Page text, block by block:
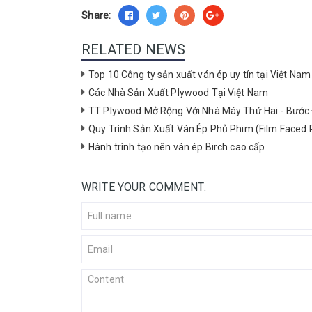
Share:
RELATED NEWS
Top 10 Công ty sản xuất ván ép uy tín tại Việt
Các Nhà Sản Xuất Plywood Tại Việt Nam
TT Plywood Mở Rộng Với Nhà Máy Thứ Hai -
Quy Trình Sản Xuất Ván Ép Phủ Phim (Film
Hành trình tạo nên ván ép Birch cao cấp
WRITE YOUR COMMENT: